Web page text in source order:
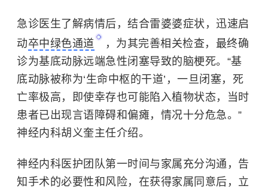
急诊医生了解病情后，结合雷婆婆症状，迅速启
动卒中绿色通道
，为其完善相关检查，最终确
诊为基底动脉远端急性闭塞导致的脑梗死。“基
底动脉被称为‘生命中枢的干道’，一旦闭塞，死
亡率极高，即使幸存也可能陷入植物状态，当时
患者已出现言语障碍和偏瘫，情况十分危急。”
神经内科胡义奎主任介绍。
神经内科医护团队第一时间与家属充分沟通，告
知手术的必要性和风险，在获得家属同意后，立